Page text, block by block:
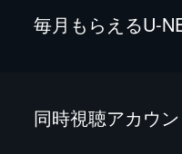
毎⽉もらえるU-
同時視聴アカウ